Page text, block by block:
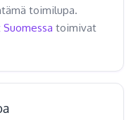
toimilupa.
toimivat